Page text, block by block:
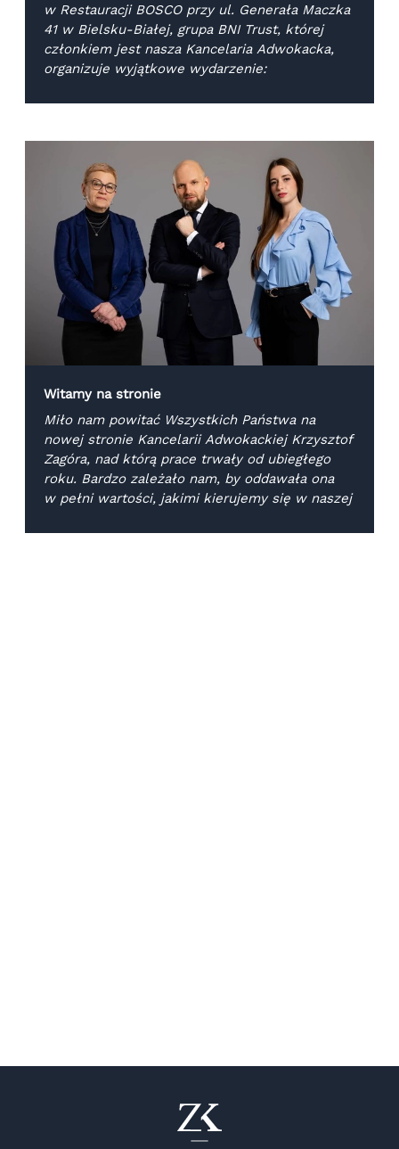
w Restauracji BOSCO przy ul. Generała Maczka
41 w Bielsku-Białej, grupa BNI Trust, której
członkiem jest nasza Kancelaria Adwokacka,
organizuje wyjątkowe wydarzenie:
Witamy na stronie
Miło nam powitać Wszystkich Państwa na
nowej stronie Kancelarii Adwokackiej Krzysztof
Zagóra, nad którą prace trwały od ubiegłego
roku. Bardzo zależało nam, by oddawała ona
w pełni wartości, jakimi kierujemy się w naszej pracy.